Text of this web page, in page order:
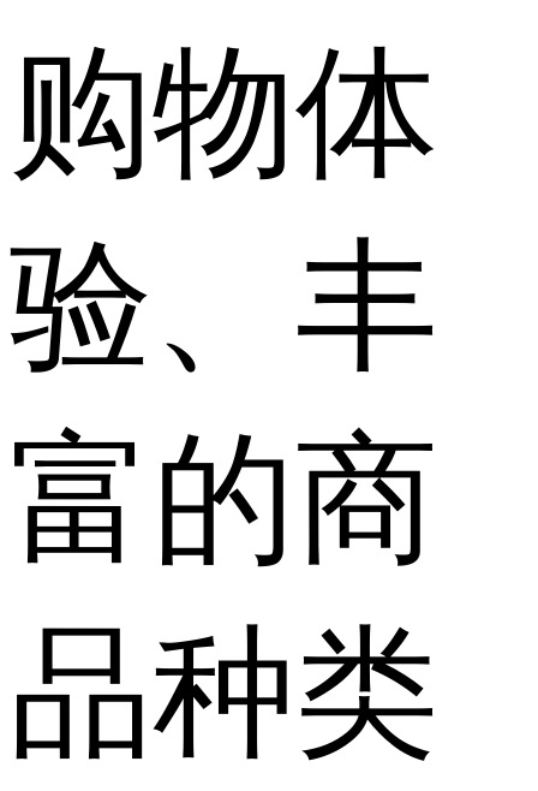
购物体
验、丰
富的商
品种类